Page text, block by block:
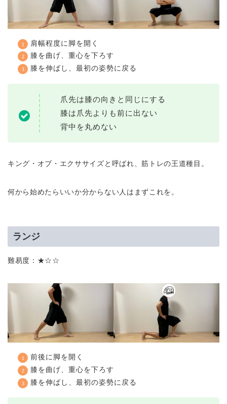
肩幅程度に脚を開く
膝を曲げ、重心を下ろす
膝を伸ばし、最初の姿勢に戻る
爪先は膝の向きと同じにする
膝は爪先よりも前に出ない
背中を丸めない
キング・オブ・エクササイズと呼ばれ、筋トレの王道種目。
何から始めたらいいか分からない人はまずこれを。
ランジ
難易度：★☆☆
前後に脚を開く
膝を曲げ、重心を下ろす
膝を伸ばし、最初の姿勢に戻る